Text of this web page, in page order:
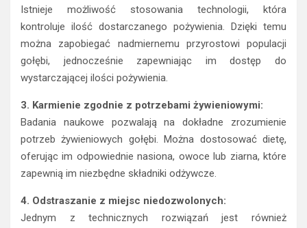
Istnieje możliwość stosowania technologii, która
kontroluje ilość dostarczanego pożywienia. Dzięki temu
można zapobiegać nadmiernemu przyrostowi populacji
gołębi, jednocześnie zapewniając im dostęp do
wystarczającej ilości pożywienia.
3. Karmienie zgodnie z potrzebami żywieniowymi:
Badania naukowe pozwalają na dokładne zrozumienie
potrzeb żywieniowych gołębi. Można dostosować dietę,
oferując im odpowiednie nasiona, owoce lub ziarna, które
zapewnią im niezbędne składniki odżywcze.
4. Odstraszanie z miejsc niedozwolonych:
Jednym z technicznych rozwiązań jest również